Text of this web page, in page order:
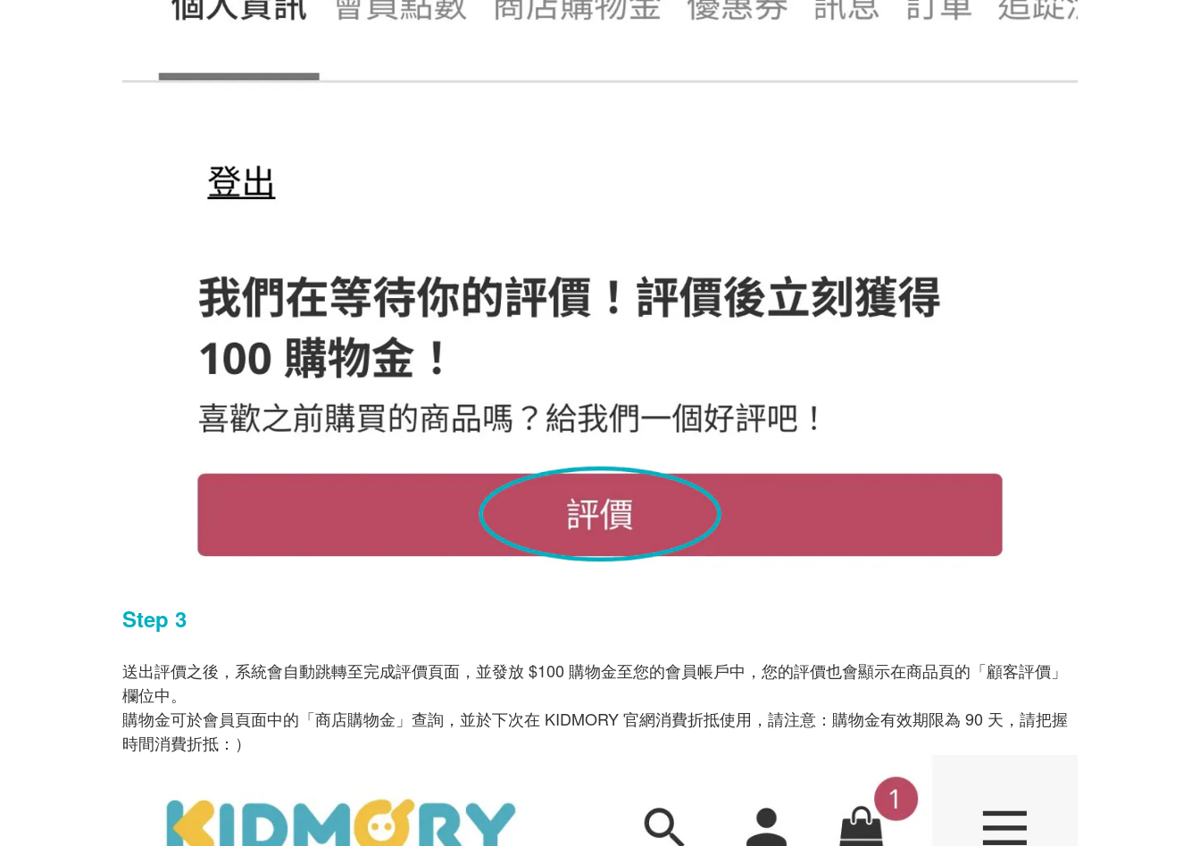
Step 3
送出評價之後，系統會自動跳轉至完成評價頁面，並發放 $100 購物金至您的會員帳戶中， 您的評價也會顯示在商品頁的「顧客評價」
欄位中。
購物金可於會員頁面中的「商店購物金」查詢，並於下次在 KIDMORY 官網消費折抵使用， 請注意：購物金有效期限為 90 天，請把握
時間消費折抵：）